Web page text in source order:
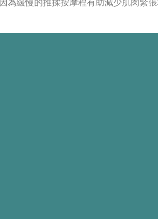
為緩慢的推揉按摩程有助減少肌肉緊張